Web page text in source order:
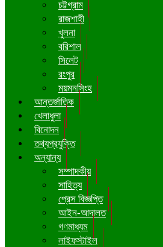
চট্টগ্রাম
রাজশাহী
খুলনা
বরিশাল
সিলেট
রংপুর
ময়মনসিংহ
আন্তর্জাতিক
খেলাধুলা
বিনোদন
তথ্যপ্রযুক্তি
অন্যান্য
সম্পাদকীয়
সাহিত্য
প্রেস বিজ্ঞপ্তি
আইন-আদালত
গণমাধ্যম
লাইফস্টাইল